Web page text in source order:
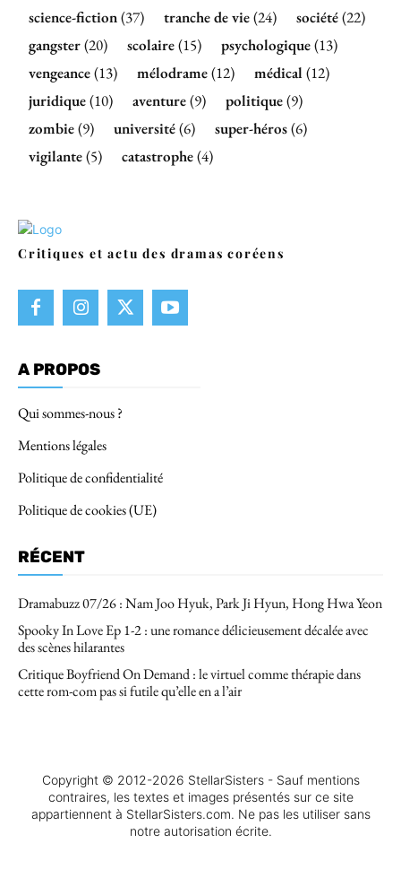
science-fiction(37) tranche de vie(24) société(22)
gangster(20) scolaire(15) psychologique(13)
vengeance(13) mélodrame(12) médical(12)
juridique(10) aventure(9) politique(9)
zombie(9) université(6) super-héros(6)
vigilante(5) catastrophe(4)
Critiques et actu des dramas coréens
A PROPOS
Qui sommes-nous ?
Mentions légales
Politique de confidentialité
Politique de cookies (UE)
RÉCENT
Dramabuzz 07/26 : Nam Joo Hyuk, Park Ji Hyun, Hong Hwa Yeon
Spooky In Love Ep 1-2 : une romance délicieusement décalée avec
des scènes hilarantes
Critique Boyfriend On Demand : le virtuel comme thérapie dans
cette rom-com pas si futile qu’elle en a l’air
Copyright © 2012-2026 StellarSisters - Sauf mentions
contraires, les textes et images présentés sur ce site
appartiennent à StellarSisters.com. Ne pas les utiliser sans
notre autorisation écrite.